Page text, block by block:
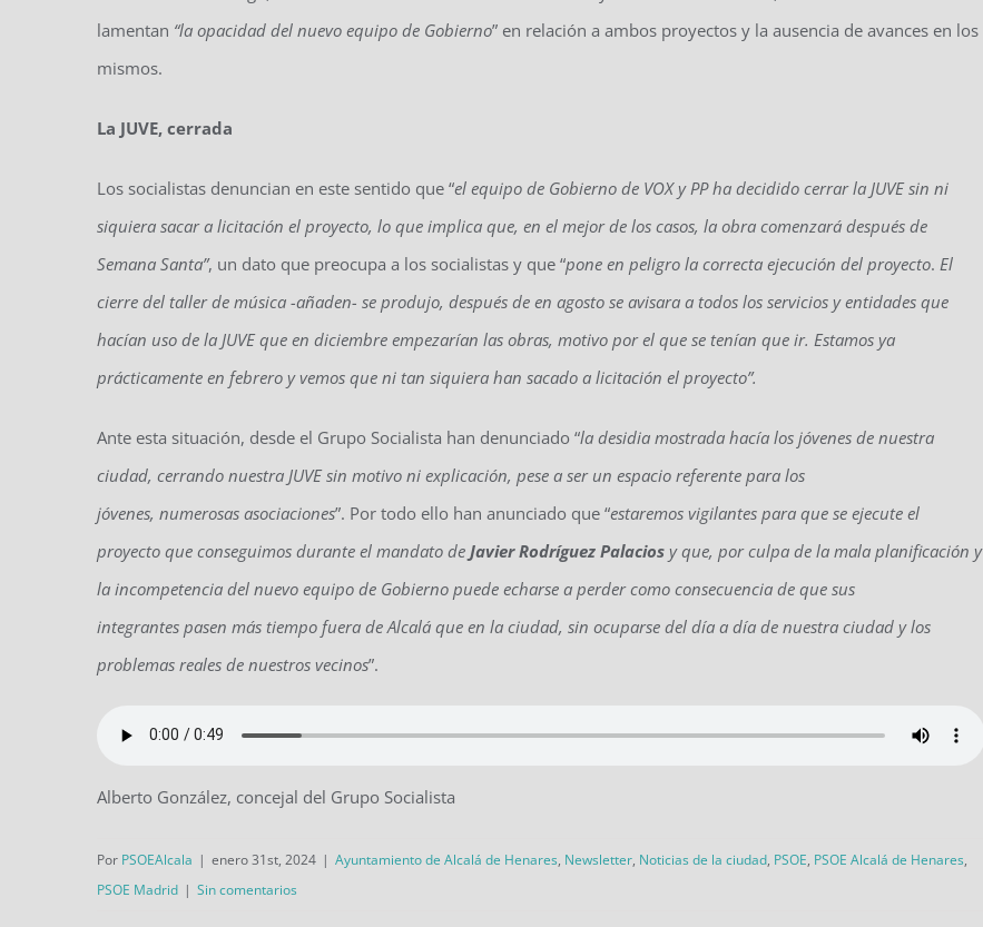
lamentan “la opacidad del nuevo equipo de Gobierno” en relación a ambos proyectos y la ausencia de avances en los
mismos.
La JUVE, cerrada
Los socialistas denuncian en este sentido que “el equipo de Gobierno de VOX y PPha decidido cerrar la JUVEsin ni
siquiera sacar a licitación el proyecto, lo que implica que, en el mejor de los casos, la obra comenzará después de
Semana Santa”, un dato que preocupa a los socialistas y que “pone en peligro la correcta ejecución del proyecto. El
cierre del taller de música -añaden- se produjo, después de en agosto se avisara a todos los servicios y entidades que
hacían uso de la JUVEque en diciembre empezarían las obras, motivo por el que se tenían que ir. Estamos ya
prácticamente en febrero y vemos que ni tan siquiera han sacado a licitación el proyecto”.
Ante esta situación, desde el Grupo Socialista han denunciado “la desidia mostrada hacía los jóvenes de nuestra
ciudad, cerrando nuestra JUVEsin motivo ni explicación, pese a ser un espacio referente para los
jóvenes, numerosas asociaciones”. Por todo ello han anunciado que “estaremos vigilantes para que se ejecute el
proyecto que conseguimos durante el mandato de Javier Rodríguez Palacios y que, por culpa de la mala planificación y
la incompetencia del nuevo equipo de Gobierno puede echarse a perder como consecuencia de que sus
integrantes pasen más tiempo fuera de Alcalá que en la ciudad, sin ocuparse del día a día de nuestra ciudad y los
problemas reales de nuestros vecinos”.
Alberto González, concejal del Grupo Socialista
Por PSOEAlcala | enero 31st, 2024 | Ayuntamiento de Alcalá de Henares, Newsletter, Noticias de la ciudad, PSOE, PSOE Alcalá de Henares,
PSOE Madrid | Sin comentarios